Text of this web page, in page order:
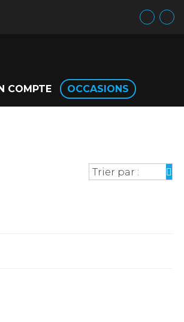
COMPTE OCCASIONS
Trier par :